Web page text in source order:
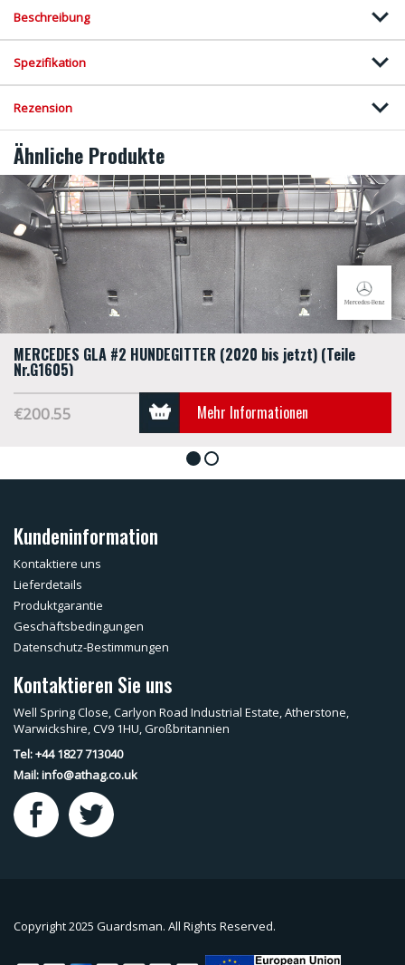
Beschreibung
Spezifikation
Rezension
Ähnliche Produkte
MERCEDES GLA #2 HUNDEGITTER (2020 bis jetzt) (Teile
Nr.G1605)
€200.55 Mehr Informationen
1 2
Kundeninformation
Kontaktiere uns
Lieferdetails
Produktgarantie
Geschäftsbedingungen
Datenschutz-Bestimmungen
Kontaktieren Sie uns
Well Spring Close, Carlyon Road Industrial Estate, Atherstone,
Warwickshire, CV9 1HU, Großbritannien
Tel: +44 1827 713040
Mail:info@athag.co.uk
Copyright 2025 Guardsman. All Rights Reserved.